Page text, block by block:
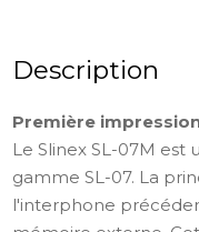
Description
Première
Le Slinex SL-07M est
gamme SL-07. La
l'interphone